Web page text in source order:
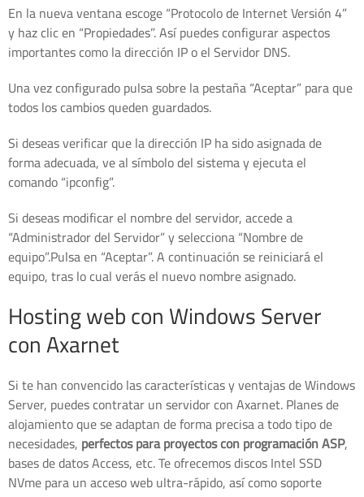
En la nueva ventana escoge “Protocolo de Internet Versión 4”
y haz clic en “Propiedades”. Así puedes configurar aspectos
importantes como la dirección IP o el Servidor DNS.
Una vez configurado pulsa sobre la pestaña “Aceptar” para que
todos los cambios queden guardados.
Si deseas verificar que la dirección IP ha sido asignada de
forma adecuada, ve al símbolo del sistema y ejecuta el
comando “ipconfig”.
Si deseas modificar el nombre del servidor, accede a
“Administrador del Servidor” y selecciona “Nombre de
equipo”.Pulsa en “Aceptar”. A continuación se reiniciará el
equipo, tras lo cual verás el nuevo nombre asignado.
Hosting web con Windows Server
con Axarnet
Si te han convencido las características y ventajas de Windows
Server, puedes contratar un servidor con Axarnet. Planes de
alojamiento que se adaptan de forma precisa a todo tipo de
necesidades, perfectos para proyectos con programación ASP,
bases de datos Access, etc. Te ofrecemos discos Intel SSD
NVme para un acceso web ultra-rápido, así como soporte